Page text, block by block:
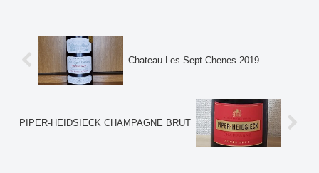
Chateau Les Sept Chenes 2019
PIPER-HEIDSIECK CHAMPAGNE BRUT